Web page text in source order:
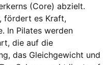
(Core) abzielt.
fördert es Kraft,
In Pilates werden
die auf die
das Gleichgewicht und